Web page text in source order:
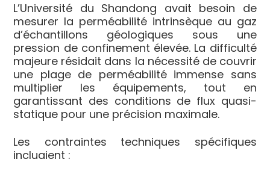
L’Université du Shandong avait besoin de
mesurer la perméabilité intrinsèque au gaz
d’échantillons géologiques sous une
pression de confinement élevée. La difficulté
majeure résidait dans la nécessité de couvrir
une plage de perméabilité immense sans
multiplier les équipements, tout en
garantissant des conditions de flux quasi-
statique pour une précision maximale.
Les contraintes techniques spécifiques
incluaient :